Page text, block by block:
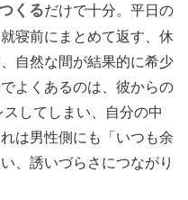
くるだけで十分。平日の
寝前にまとめて返す、休
自然な間が結果的に希少
よくあるのは、彼からの
してしまい、自分の中
は男性側にも「いつも余
、誘いづらさにつながり